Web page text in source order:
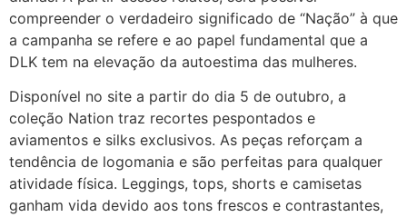
compreender o verdadeiro significado de “Nação” à que
a campanha se refere e ao papel fundamental que a
DLK tem na elevação da autoestima das mulheres.
Disponível no site a partir do dia 5 de outubro, a
coleção Nation traz recortes pespontados e
aviamentos e silks exclusivos. As peças reforçam a
tendência de logomania e são perfeitas para qualquer
atividade física. Leggings, tops, shorts e camisetas
ganham vida devido aos tons frescos e contrastantes,